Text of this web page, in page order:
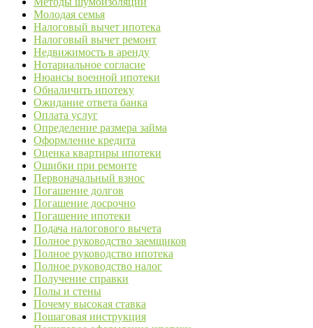
Молодая семья
Налоговый вычет ипотека
Налоговый вычет ремонт
Недвижимость в аренду
Нотариальное согласие
Нюансы военной ипотеки
Обналичить ипотеку
Ожидание ответа банка
Оплата услуг
Определение размера займа
Оформление кредита
Оценка квартиры ипотеки
Ошибки при ремонте
Первоначальный взнос
Погашение долгов
Погашение досрочно
Погашение ипотеки
Подача налогового вычета
Полное руководство заемщиков
Полное руководство ипотека
Полное руководство налог
Получение справки
Полы и стены
Почему высокая ставка
Пошаговая инструкция